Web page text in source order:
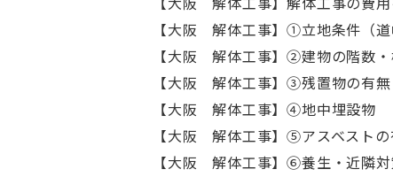
【大阪 解体工事】①立地条件（道
【大阪 解体工事】②建物の階数
【大阪 解体工事】③残置物の有無
【大阪 解体工事】④地中埋設物
【大阪 解体工事】⑤アスベスト
【大阪 解体工事】⑥養生・近隣対